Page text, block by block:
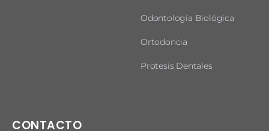
Odontología Biológica
Ortodoncia
Protesis Dentales
CONTACTO